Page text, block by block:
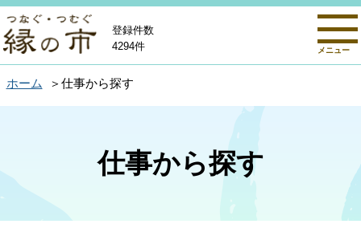
メニュー
登録件数
4294件
ホーム 仕事から探す
仕事から探す